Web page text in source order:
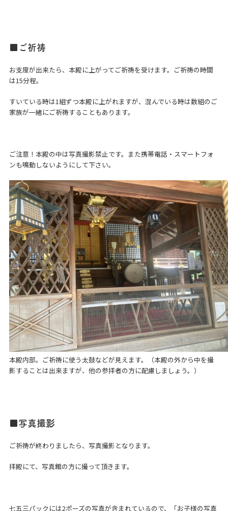
■ご祈祷
お支度が出来たら、本殿に上がってご祈祷を受けます。ご祈祷の時間
は15分程。
すいている時は1組ずつ本殿に上がれますが、混んでいる時は数組のご
家族が一緒にご祈祷することもあります。
ご注意！本殿の中は写真撮影禁止です。また携帯電話・スマートフォ
ンも鳴動しないようにして下さい。
本殿内部。ご祈祷に使う太鼓などが見えます。（本殿の外から中を撮
影することは出来ますが、他の参拝者の方に配慮しましょう。）
■写真撮影
ご祈祷が終わりましたら、写真撮影となります。
拝殿にて、写真館の方に撮って頂きます。
七五三パックには2ポーズの写真が含まれているので、「お子様の写真